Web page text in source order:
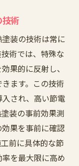
技術
装の技術は常に
術では、特殊な
果的に反射し、
ます。この技術
され、高い節電
装の事前効果測
果を事前に確認
前に具体的な節
を最大限に高め